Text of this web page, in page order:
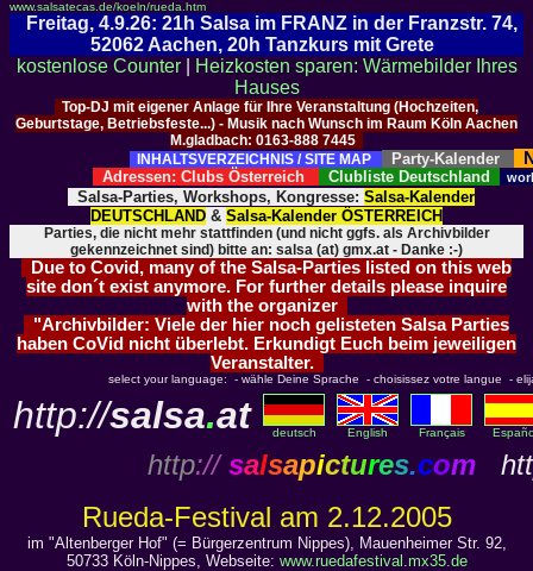
www.salsatecas.de/koeln/rueda.htm
Freitag, 4.9.26: 21h Salsa im FRANZ in der Franzstr. 74,
52062 Aachen, 20h Tanzkurs mit Grete
kostenlose Counter|
Heizkosten sparen: Wärmebilder Ihres
Hauses
Top-DJ mit eigener Anlage für Ihre Veranstaltung (Hochzeiten,
Geburtstage, Betriebsfeste...) - Musik nach Wunsch im Raum Köln Aachen
M.gladbach: 0163-888 7445
INHALTSVERZEICHNIS / SITE MAP
Party-Kalender
Adressen: Clubs Österreich Clubliste Deutschland
Salsa-Parties, Workshops, Kongresse: Salsa-Kalender
DEUTSCHLAND & Salsa-Kalender ÖSTERREICH
Parties, die nicht mehr stattfinden (und nicht ggfs. als Archivbilder
gekennzeichnet sind) bitte an: salsa (at) gmx.at - Danke :-)
Due to Covid, many of the Salsa-Parties listed on this web
site don´t exist anymore. For further details please inquire
with the organizer
"Archivbilder: Viele der hier noch gelisteten Salsa Parties
haben CoVid nicht überlebt. Erkundigt Euch beim jeweiligen
Veranstalter.
select your language: - wähle Deine Sprache - choisissez votre langue -
http://salsa.at deutsch English Français
http:// salsapictures.com
Rueda-Festival am 2.12.2005
im "Altenberger Hof" (= Bürgerzentrum Nippes), Mauenheimer Str. 92,
50733 Köln-Nippes, Webseite: www.ruedafestival.mx35.de